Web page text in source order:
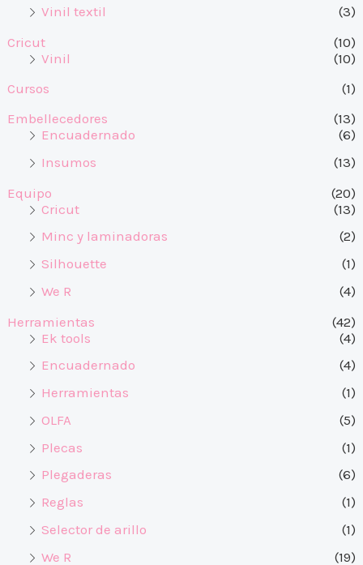
Vinil textil
(3)
Cricut
(10)
Vinil
(10)
Cursos
(1)
Embellecedores
(13)
Encuadernado
(6)
Insumos
(13)
Equipo
(20)
Cricut
(13)
Minc y laminadoras
(2)
Silhouette
(1)
We R
(4)
Herramientas
(42)
Ek tools
(4)
Encuadernado
(4)
Herramientas
(1)
OLFA
(5)
Plecas
(1)
Plegaderas
(6)
Reglas
(1)
Selector de arillo
(1)
We R
(19)